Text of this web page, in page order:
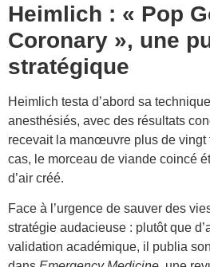
Heimlich : « Pop
Coronary », une
stratégique
Heimlich testa d’abord sa
anesthésiés, avec des résultats
recevait la manœuvre plus de vingt
cas, le morceau de viande coincé
d’air créé.
Face à l’urgence de sauver des
stratégie audacieuse : plutôt que
validation académique, il publia